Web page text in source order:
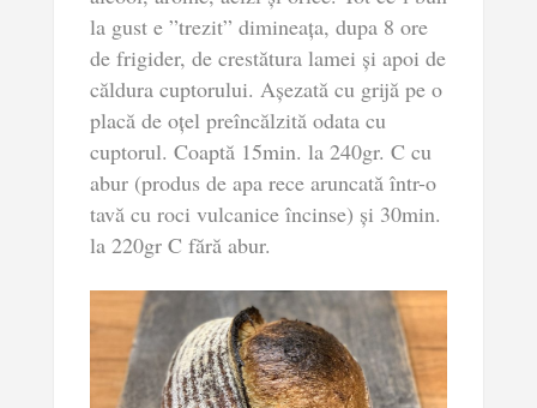
la gust e ”trezit” dimineața, dupa 8 ore
de frigider, de crestătura lamei și apoi de
căldura cuptorului. Așezată cu grijă pe o
placă de oțel preîncălzită odata cu
cuptorul. Coaptă 15min. la 240gr. C cu
abur (produs de apa rece aruncată într-o
tavă cu roci vulcanice încinse) și 30min.
la 220gr C fără abur.